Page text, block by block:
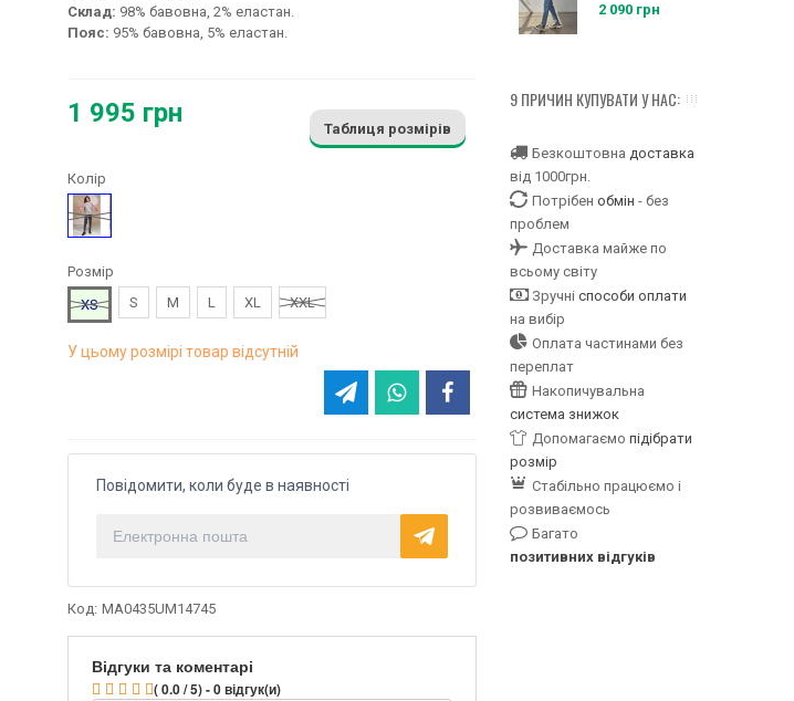
Склад: 98% бавовна, 2% еластан.
Пояс: 95% бавовна, 5% еластан.
1 995 грн
Таблиця розмірів
Колір
Чорний
Розмір
XS
S M L XL XXL
У цьому розмірі товар відсутній
Повідомити, коли буде в наявності
Код: MA0435UM14745
Відгуки та коментарі
( 0.0 / 5) - 0 відгук(и)
2 090 грн
9 ПРИЧИН КУПУВАТИ У НАС:
Безкоштовна доставка
від 1000грн.
Потрібен обмін - без
проблем
Доставка майже по
всьому світу
Зручні способи оплати
на вибір
Оплата частинами без
переплат
Накопичувальна
система знижок
Допомагаємо підібрати
розмір
Стабільно працюємо і
розвиваємось
Багато
позитивних відгуків